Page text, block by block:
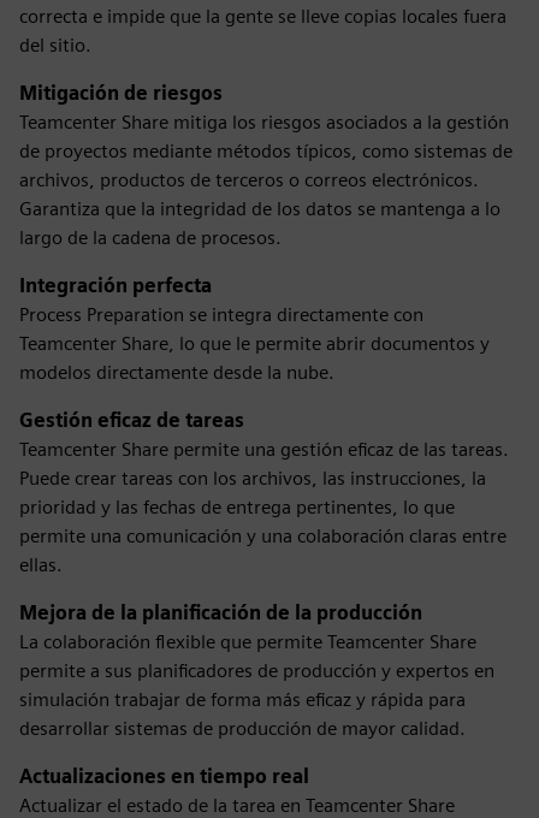
correcta e impide que la gente se lleve copias locales fuera
del sitio.
Mitigación de riesgos
Teamcenter Share mitiga los riesgos asociados a la gestión
de proyectos mediante métodos típicos, como sistemas de
archivos, productos de terceros o correos electrónicos.
Garantiza que la integridad de los datos se mantenga a lo
largo de la cadena de procesos.
Integración perfecta
Process Preparation se integra directamente con
Teamcenter Share, lo que le permite abrir documentos y
modelos directamente desde la nube.
Gestión eficaz de tareas
Teamcenter Share permite una gestión eficaz de las tareas.
Puede crear tareas con los archivos, las instrucciones, la
prioridad y las fechas de entrega pertinentes, lo que
permite una comunicación y una colaboración claras entre
ellas.
Mejora de la planificación de la producción
La colaboración flexible que permite Teamcenter Share
permite a sus planificadores de producción y expertos en
simulación trabajar de forma más eficaz y rápida para
desarrollar sistemas de producción de mayor calidad.
Actualizaciones en tiempo real
Actualizar el estado de la tarea en Teamcenter Share